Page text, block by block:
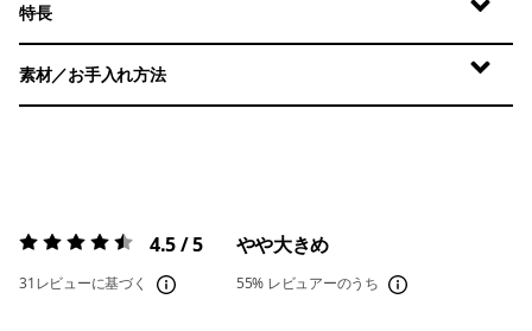
特長
素材／お手入れ方法
評価:4.5 / 5 4.5 / 5
31レビューに基づく
やや大きめ
55% レビュアーのうち